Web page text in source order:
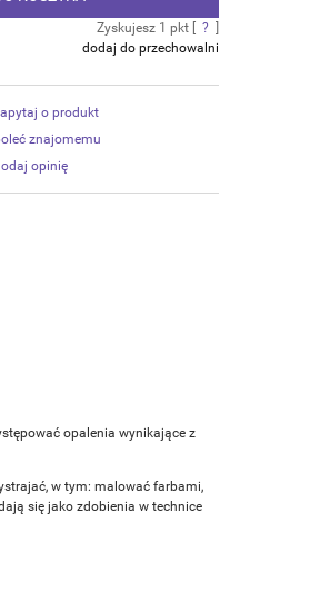
Zyskujesz 1 pkt [ ?
dodaj do przechowalni
o produkt
znajomemu
opinię
opalenia wynikające z
w tym: malować farbami,
się jako zdobienia w technice